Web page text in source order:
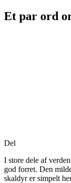
Et par ord
Del
I store dele af
god forret. Den
skaldyr er simpelt